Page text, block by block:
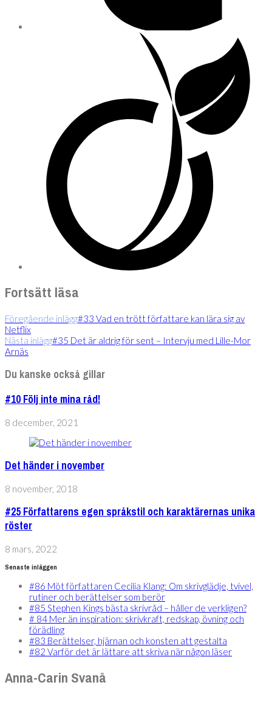
Fortsätt läsa
Föregående inlägg#33 Vad en trött författare kan lära sig av
Netflix
Nästa inlägg#35 Det är aldrig för sent – Intervju med Lille-Mor
Arnäs
Du kanske också gillar
#10 Följ inte mina råd!
8 december, 2021
Det händer i november
8 november, 2018
#25 Författarens egen språkstil och karaktärernas unika
röster
8 mars, 2022
Senaste inläggen
#86 Möt författaren Cecilia Klang: Om skrivglädje, tvivel,
rutiner och berättelser som berör
#85 Stephen Kings bästa skrivråd – håller de verkligen?
# 84 Mer än inspiration: skrivkraft, redskap, övning och
förädling
#83 Berättelser, hjärnan och konsten att gestalta
#82 Varför det är lättare att skriva när någon läser
Anna-Carin Svanå